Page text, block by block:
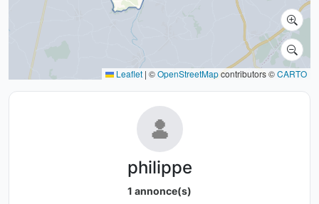
Leaflet | ©OpenStreetMapcontributors ©CARTO
philippe
1 annonce(s)